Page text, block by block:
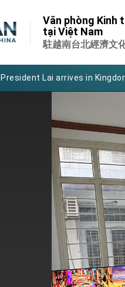
Văn phòng Kinh
tại Việt Nam
駐越南台北經濟文
Taiwan government to open
VP Hsiao addresses 41st
President Lai’s remarks for
President Lai interviewed by
President Lai holds press
FM Lin attends Taiwan
President Lai meets US
MOFA, MODA team up to
EY details tariff negotiations